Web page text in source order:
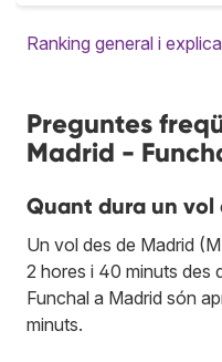
Ranking general i
Preguntes
Madrid -
Quant dura un vol
Un vol des de Madrid
2 hores i 40 minuts des
Funchal a Madrid són
minuts.